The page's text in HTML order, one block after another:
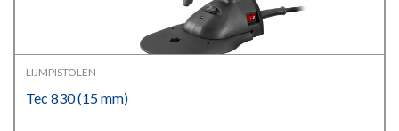
LIJMPISTOLEN
Tec 830 (15 mm)